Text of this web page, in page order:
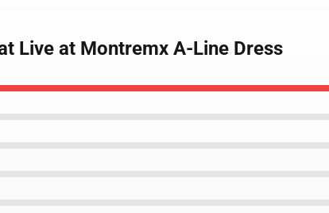
Live at Montremx A-Line Dress